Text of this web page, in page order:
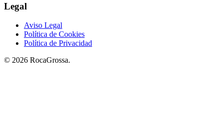
Legal
Aviso Legal
Política de Cookies
Política de Privacidad
© 2026 RocaGrossa.